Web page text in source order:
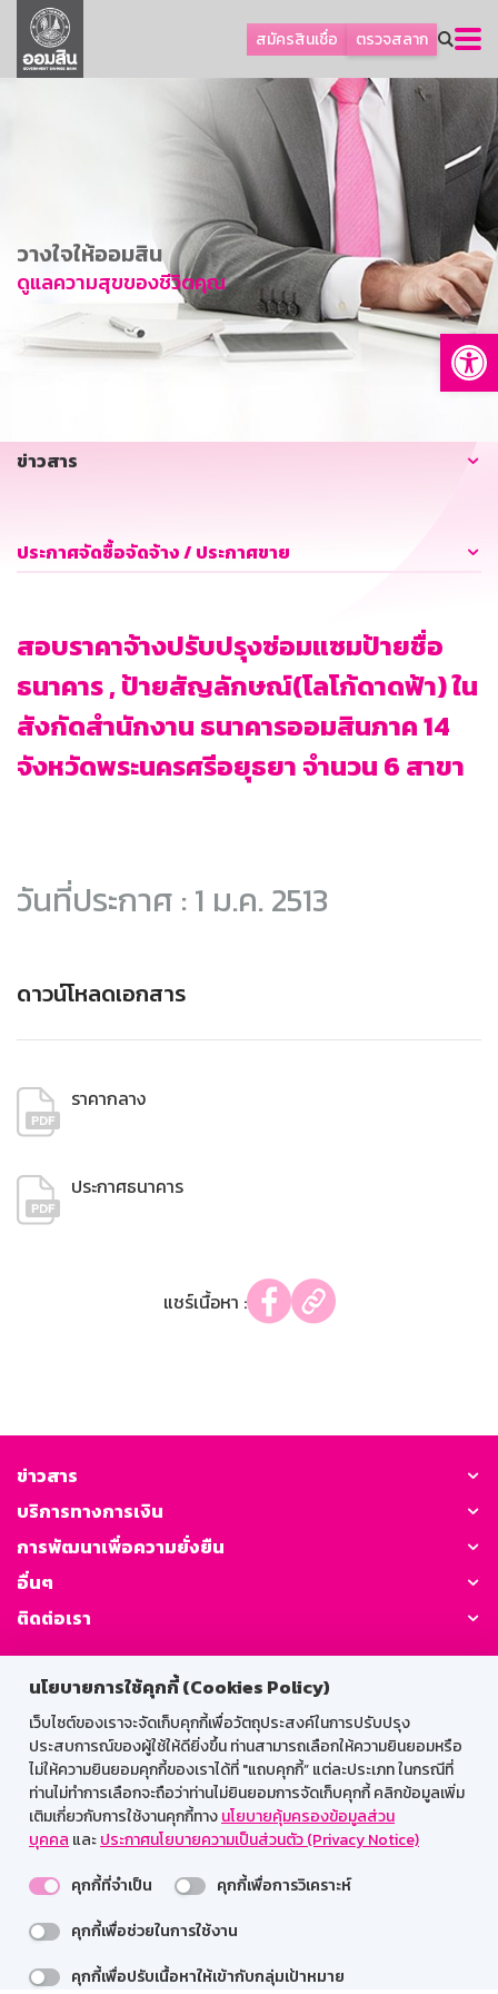
นโยบายการใช้คุกกี้ (Cookies Policy)
เว็บไซต์ของเราจะจัดเก็บคุกกี้เพื่อวัตถุประสงค์ในการปรับปรุง
ประสบการณ์ของผู้ใช้ให้ดียิ่งขึ้น ท่านสามารถเลือกให้ความยินยอมหรือ
ไม่ให้ความยินยอมคุกกี้ของเราได้ที่ "แถบคุกกี้” แต่ละประเภท ในกรณีที่
ท่านไม่ทำการเลือกจะถือว่าท่านไม่ยินยอมการจัดเก็บคุกกี้ คลิกข้อมูลเพิ่ม
เติมเกี่ยวกับการใช้งานคุกกี้ทางนโยบายคุ้มครองข้อมูลส่วน
บุคคล และประกาศนโยบายความเป็นส่วนตัว (Privacy Notice)
คุกกี้ที่จำเป็น
คุกกี้เพื่อการวิเคราะห์
คุกกี้เพื่อช่วยในการใช้งาน
คุกกี้เพื่อปรับเนื้อหาให้เข้ากับกลุ่มเป้าหมาย
สมัครสินเชื่อ ตรวจสลาก
ลูกค้าธุรกิจ
ลูกค้าผู้ประกอบรายย่อย
การพัฒนาที่ยั่งยืน
ข่าวสาร
บริการทางการเงิน
อื่นๆ
วางใจให้ออมสิน
ดูแลความสุขของชีวิตคุณ
ข่าวสาร
ประกาศจัดซื้อจัดจ้าง / ประกาศขาย
สอบราคาจ้างปรับปรุงซ่อมแซมป้ายชื่อ
ธนาคาร , ป้ายสัญลักษณ์(โลโก้ดาดฟ้า) ใน
สังกัดสำนักงาน ธนาคารออมสินภาค 14
จังหวัดพระนครศรีอยุธยา จำนวน 6 สาขา
วันที่ประกาศ : 1 ม.ค. 2513
ดาวน์โหลดเอกสาร
ราคากลาง
ประกาศธนาคาร
แชร์เนื้อหา :
ข่าวสาร
บริการทางการเงิน
การพัฒนาเพื่อความยั่งยืน
อื่นๆ
ติดต่อเรา
GSB Society:
สำหรับพนักงาน
Web HR
GSB Wisdom
M-Search
เข้าสู่ระบบเน็ตเมล
รองรับการใช้งานได้ดีบนเว็บบราวเซอร์